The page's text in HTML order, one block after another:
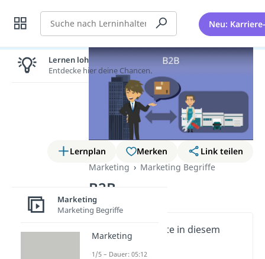
Suche Neu:
Lernplan Merken
Link teilen
Marketing
Marketing Begriffe
B2B
Wichtige Inhalte in diesem
Video
Lernen lohnt sich!
Entdecke hier deine Chancen.
Marketing
Marketing Begriffe
Marketing
1/5 – Dauer: 05:12